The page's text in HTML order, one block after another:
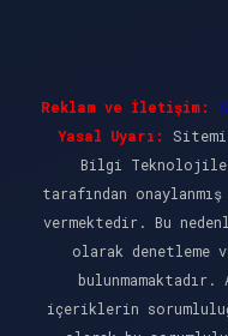
Reklam ve İletişim:
Yasal Uyarı:
Bilgi
tarafından
vermektedir. Bu
olarak denetleme
içeriklerin